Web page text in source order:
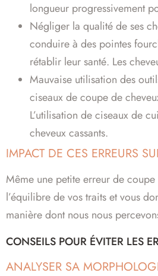
longueur progressivement
Négliger la qualité de ses
conduire à des pointes
rétablir leur santé. Les
Mauvaise utilisation des
ciseaux de coupe de
L’utilisation de ciseaux de
cheveux cassants.
IMPACT DE CES ERREURS
Même une petite erreur de
l’équilibre de vos traits et vous
manière dont nous nous
CONSEILS POUR ÉVITER LES
ANALYSER SA